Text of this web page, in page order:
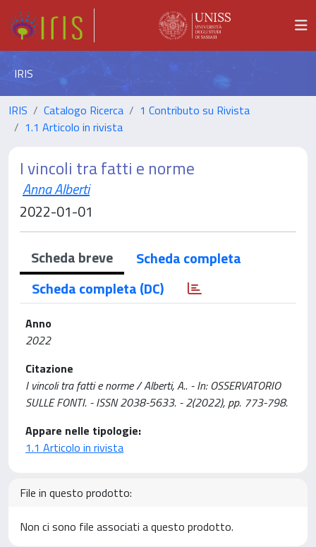
IRIS
IRIS Catalogo Ricerca
1 Contributo su Rivista
1.1 Articolo in rivista
I vincoli tra fatti e norme
Anna Alberti
2022-01-01
Scheda breve
Scheda completa
Scheda completa (DC)
Anno
2022
Citazione
I vincoli tra fatti e norme / Alberti, A.. - In: OSSERVATORIO
SULLE FONTI. - ISSN 2038-5633. - 2(2022), pp. 773-798.
Appare nelle tipologie:
1.1 Articolo in rivista
File in questo prodotto:
Non ci sono file associati a questo prodotto.